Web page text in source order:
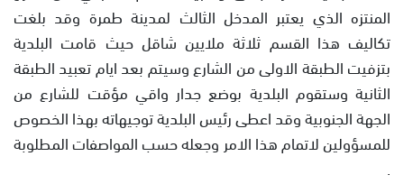
المنتزه الذي يعتبر المدخل الثالث لمدينة طمرة وقد بلغت
تكاليف هذا القسم ثلاثة ملايين شاقل حيث قامت البلدية
بتزفيت الطبقة الاولى من الشارع وسيتم بعد ايام تعبيد الطبقة
الثانية وستقوم البلدية بوضع جدار واقي مؤقت للشارع من
الجهة الجنوبية وقد اعطى رئيس البلدية توجيهاته بهذا الخصوص
للمسؤولين لاتمام هذا الامر وجعله حسب المواصفات المطلوبة
.